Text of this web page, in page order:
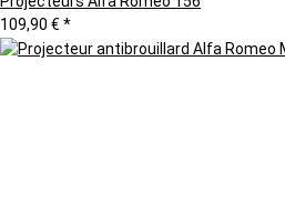
109,90 € *